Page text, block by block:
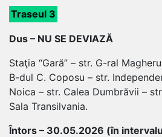
Traseul 3
Dus – NU SE DEVIAZĂ
Staţia “Gară” – str. G-ral
B-dul C. Coposu – str.
Noica – str. Calea Dumbrăvii –
Sala Transilvania.
Întors – 30.05.2026 (în